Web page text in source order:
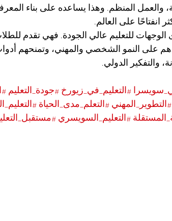
والعمل المنظم. وهذا يساعده على بناء
انفتاحًا على العالم.
للتعليم عالي الجودة. فهي تقدم
على النمو الشخصي والمهني، وتمنحهم
والتفكير الدولي.
#التعليم_في_زيورخ #جودة_التعليم
#التطوير_المهني #التعلم_مدى_الحياة
#التعليم_السويسري